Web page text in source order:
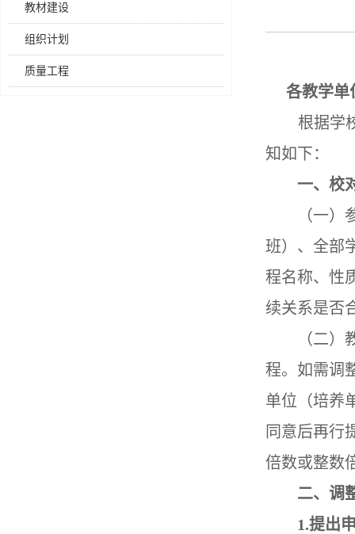
教材建设
组织计划
质量工程
各教学单
根据学
知如下：
一、校
（一
班）、全部
程名称、性
续关系是否
（二
程。如需调
单位（培养
同意后再行
倍数或整数
二、调
1.提出